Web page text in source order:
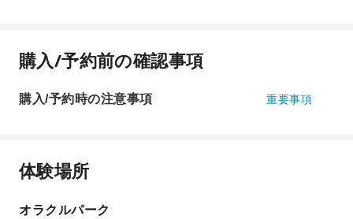
購入/予約前の確認事項
購入/予約時の注意事項 重要事項
体験場所
オラクルパーク